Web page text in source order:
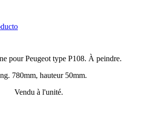
pour Peugeot type P108. À peindre.
780mm, hauteur 50mm.
Vendu à l'unité.